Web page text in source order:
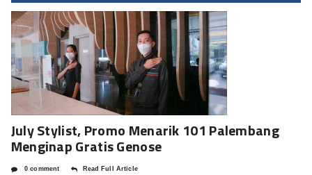
July Stylist, Promo Menarik 101 Palembang
Menginap Gratis Genose
0 comment Read Full Article